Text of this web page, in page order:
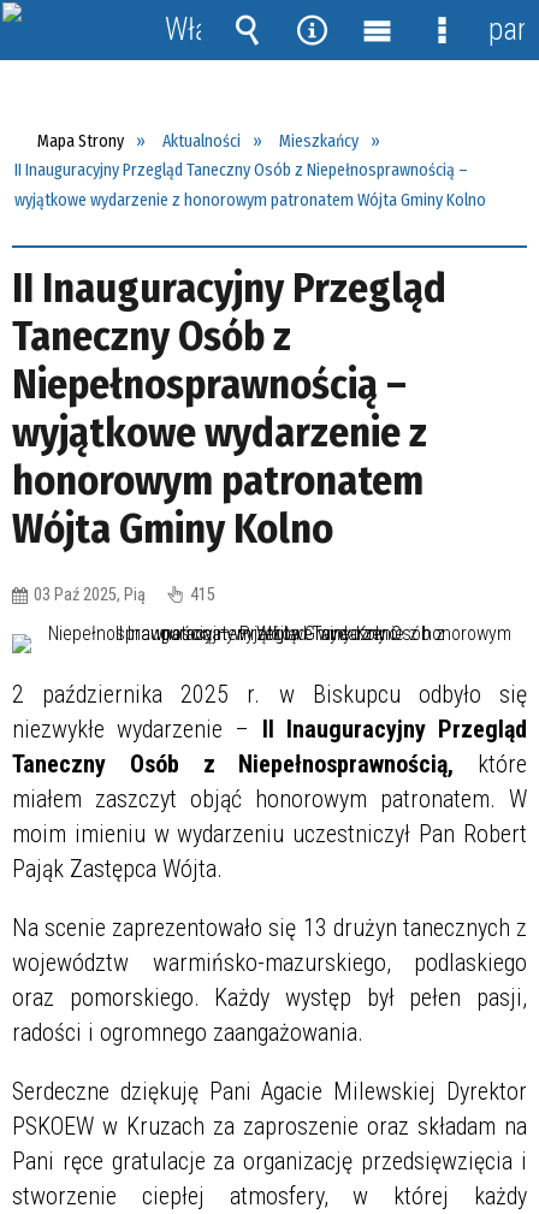
Mapa Strony Aktualności
Mieszkańcy
II Inauguracyjny Przegląd Taneczny Osób z Niepełnosprawnością –
wyjątkowe wydarzenie z honorowym patronatem Wójta Gminy Kolno
II Inauguracyjny Przegląd
Taneczny Osób z
Niepełnosprawnością –
wyjątkowe wydarzenie z
honorowym patronatem
Wójta Gminy Kolno
03 Paź 2025, Pią 415
2 października 2025 r. w Biskupcu odbyło się
niezwykłe wydarzenie – II Inauguracyjny Przegląd
Taneczny Osób z Niepełnosprawnością, które
miałem zaszczyt objąć honorowym patronatem. W
moim imieniu w wydarzeniu uczestniczył Pan Robert
Pająk Zastępca Wójta.
Na scenie zaprezentowało się 13 drużyn tanecznych z
województw warmińsko-mazurskiego, podlaskiego
oraz pomorskiego. Każdy występ był pełen pasji,
radości i ogromnego zaangażowania.
Serdeczne dziękuję Pani Agacie Milewskiej Dyrektor
PSKOEW w Kruzach za zaproszenie oraz składam na
Pani ręce gratulacje za organizację przedsięwzięcia i
stworzenie ciepłej atmosfery, w której każdy
Włącz
powiadomienia
Wyszukiwarka
Narzędzia
MenuMenu